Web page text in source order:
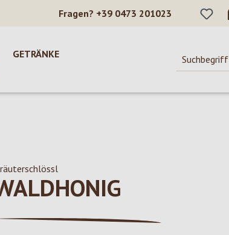
Fragen? +39 0473 201023
GETRÄNKE